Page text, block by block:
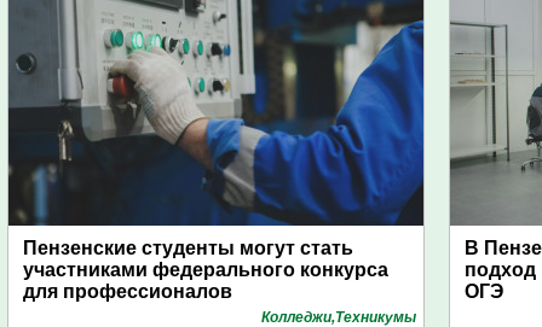
Пензенские студенты могут стать
участниками федерального конкурса
для профессионалов
Колледжи,Техникумы
В
ОГЭ